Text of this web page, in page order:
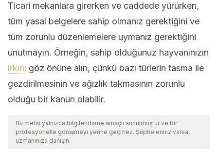
Ticari mekanlara girerken ve caddede yürürken,
tüm yasal belgelere sahip olmanız gerektiğini ve
tüm zorunlu düzenlemelere uymanız gerektiğini
unutmayın. Örneğin, sahip olduğunuz hayvanınızın
ırkını göz önüne alın, çünkü bazı türlerin tasma ile
gezdirilmesinin ve ağızlık takmasının zorunlu
olduğu bir kanun olabilir.
Bu metin yalnızca bilgilendirme amaçlı sunulmuştur ve bir
profesyonelle görüşmeyi yerine geçmez. Şüpheleriniz varsa,
uzmanınıza danışın.